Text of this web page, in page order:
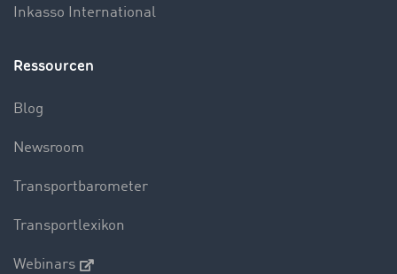
Inkasso International
Ressourcen
Blog
Newsroom
Transportbarometer
Transportlexikon
Webinars